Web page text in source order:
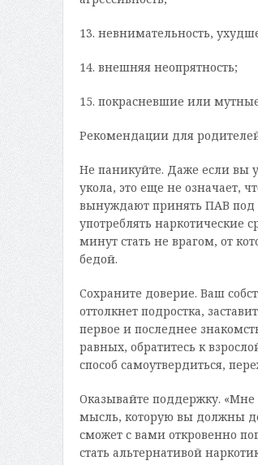
13. невнимательность,
14. внешняя неопрятность;
15. покрасневшие или
Рекомендации для
Не паникуйте. Даже если вы
укола, это еще не означает,
вынуждают принять ПАВ
употреблять наркотические
минут стать не врагом, от
бедой.
Сохраните доверие. Ваш
оттолкнет подростка,
первое и последнее
равных, обратитесь к
способ самоутвердиться,
Оказывайте поддержку. «Мне
мысль, которую вы должны
сможет с вами откровенно
стать альтернативой